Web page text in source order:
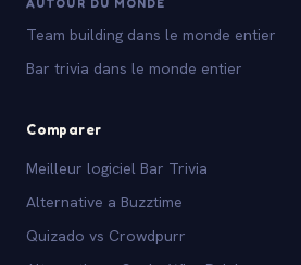
AUTOUR DU MONDE
Team building dans le monde entier
Bar trivia dans le monde entier
Comparer
Meilleur logiciel Bar Trivia
Alternative a Buzztime
Quizado vs Crowdpurr